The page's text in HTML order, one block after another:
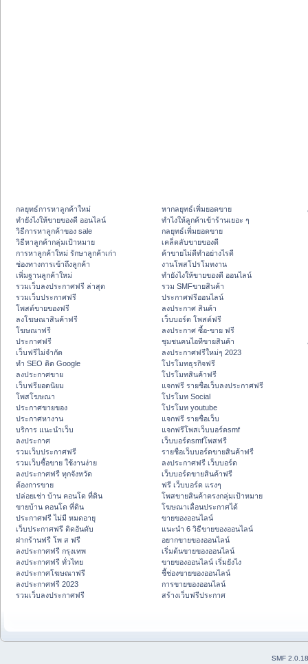
กลยุทธ์การหาลูกค้าใหม่
ทํายังไงให้ขายของดี ออนไลน์
วิธีการหาลูกค้าของ sale
วิธีหาลูกค้ากลุ่มเป้าหมาย
การหาลูกค้าใหม่ รักษาลูกค้าเก่า
ช่องทางการเข้าถึงลูกค้า
เพิ่มฐานลูกค้าใหม่
รวมเว็บลงประกาศฟรี ล่าสุด
รวมเว็บประกาศฟรี
โพสต์ขายของฟรี
ลงโฆษณาสินค้าฟรี
โฆษณาฟรี
ประกาศฟรี
เว็บฟรีไม่จำกัด
ทำ SEO ติด Google
ลงประกาศขาย
เว็บฟรียอดนิยม
โพสโฆษณา
ประกาศขายของ
ประกาศหางาน
บริการ แนะนำเว็บ
ลงประกาศ
รวมเว็บประกาศฟรี
รวมเว็บซื้อขาย ใช้งานง่าย
ลงประกาศฟรี ทุกจังหวัด
ต้องการขาย
ปล่อยเช่า บ้าน คอนโด ที่ดิน
ขายบ้าน คอนโด ที่ดิน
ประกาศฟรี ไม่มี หมดอายุ
เว็บประกาศฟรี ติดอันดับ
ฝากร้านฟรี โพ ส ฟรี
ลงประกาศฟรี กรุงเทพ
ลงประกาศฟรี ทั่วไทย
ลงประกาศโฆษณาฟรี
ลงประกาศฟรี 2023
รวมเว็บลงประกาศฟรี
หากลยุทธ์เพิ่มยอดขาย
ทําไงให้ลูกค้าเข้าร้านเยอะ ๆ
กลยุทธ์เพิ่มยอดขาย
เคล็ดลับขายของดี
ค้าขายไม่ดีทำอย่างไรดี
งานโพสโปรโมทงาน
ทํายังไงให้ขายของดี ออนไลน์
รวม SMFขายสินค้า
ประกาศฟรีออนไลน์
ลงประกาศ สินค้า
เว็บบอร์ด โพสต์ฟรี
ลงประกาศ ซื้อ-ขาย ฟรี
ชุมชนคนไอทีขายสินค้า
ลงประกาศฟรีใหม่ๆ 2023
โปรโมทธุรกิจฟรี
โปรโมทสินค้าฟรี
แจกฟรี รายชื่อเว็บลงประกาศฟรี
โปรโมท Social
โปรโมท youtube
แจกฟรี รายชื่อเว็บ
แจกฟรีโพสเว็บบอร์ดsmf
เว็บบอร์ดsmfโพสฟรี
รายชื่อเว็บบอร์ดขายสินค้าฟรี
ลงประกาศฟรี เว็บบอร์ด
เว็บบอร์ดขายสินค้าฟรี
ฟรี เว็บบอร์ด แรงๆ
โพสขายสินค้าตรงกลุ่มเป้าหมาย
โฆษณาเลื่อนประกาศได้
ขายของออนไลน์
แนะนำ 6 วิธีขายของออนไลน์
อยากขายของออนไลน์
เริ่มต้นขายของออนไลน์
ขายของออนไลน์ เริ่มยังไง
ชี้ช่องขายของออนไลน์
การขายของออนไลน์
สร้างเว็บฟรีประกาศ
SMF 2.0.18